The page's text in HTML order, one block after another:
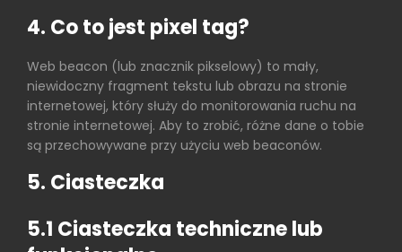
4. Co to jest pixel tag?
Web beacon (lub znacznik pikselowy) to mały,
niewidoczny fragment tekstu lub obrazu na stronie
internetowej, który służy do monitorowania ruchu na
stronie internetowej. Aby to zrobić, różne dane o tobie
są przechowywane przy użyciu web beaconów.
5. Ciasteczka
5.1 Ciasteczka techniczne lub